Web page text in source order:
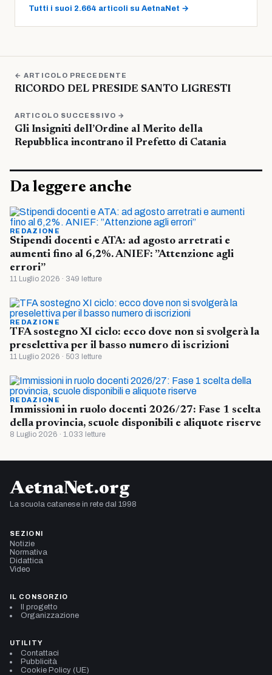
Tutti i suoi 2.664 articoli su AetnaNet →
← ARTICOLO PRECEDENTE
RICORDO DEL PRESIDE SANTO LIGRESTI
ARTICOLO SUCCESSIVO →
Gli Insigniti dell’Ordine al Merito della
Repubblica incontrano il Prefetto di Catania
Da leggere anche
REDAZIONE
Stipendi docenti e ATA: ad agosto arretrati e
aumenti fino al 6,2%. ANIEF: ”Attenzione agli
errori”
11 Luglio 2026 · 349 letture
REDAZIONE
TFA sostegno XI ciclo: ecco dove non si svolgerà la
preselettiva per il basso numero di iscrizioni
11 Luglio 2026 · 503 letture
REDAZIONE
Immissioni in ruolo docenti 2026/27: Fase 1 scelta
della provincia, scuole disponibili e aliquote riserve
8 Luglio 2026 · 1.033 letture
AetnaNet.org
La scuola catanese in rete dal 1998
SEZIONI
Notizie
Normativa
Didattica
Video
IL CONSORZIO
Il progetto
Organizzazione
UTILITY
Contattaci
Pubblicità
Cookie Policy (UE)